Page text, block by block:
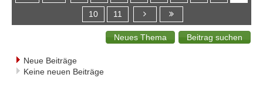
10 11
Neue Beiträge
Keine neuen Beiträge